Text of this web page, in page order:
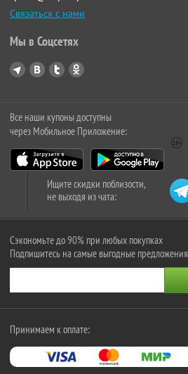
Связаться с нами
Мы в Соцсетях
Все наши купоны доступны
через Мобильное Приложение:
Ищите скидки поблизости,
не выходя из чата:
Сэкономьте до 90% при любых покупках
Подпишитесь на самые выгодные предложения
Принимаем к оплате: